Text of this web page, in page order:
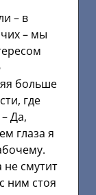
– в
– мы
больше
где
Да,
глаза я
не смутит
ним стоя